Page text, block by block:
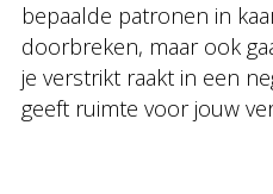
bepaalde patronen in
doorbreken, maar ook
je verstrikt raakt in een
geeft ruimte voor jouw